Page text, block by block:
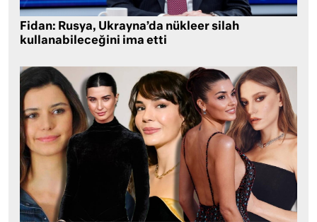
Fidan: Rusya, Ukrayna’da nükleer silah
kullanabileceğini ima etti